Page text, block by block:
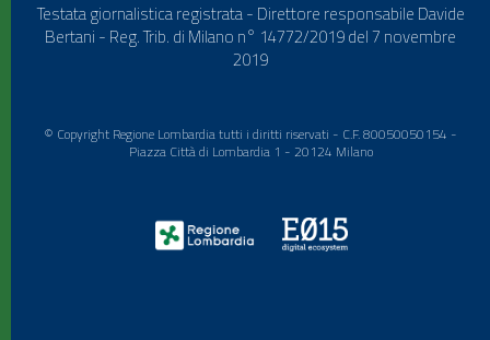
Testata giornalistica registrata - Direttore responsabile Davide
Bertani - Reg. Trib. di Milano n° 14772/2019 del 7 novembre
2019
© Copyright Regione Lombardia tutti i diritti riservati - C.F. 80050050154 -
Piazza Città di Lombardia 1 - 20124 Milano